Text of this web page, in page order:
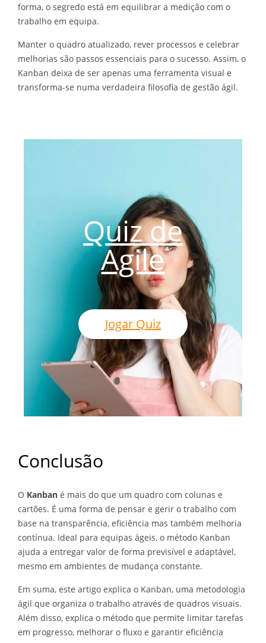
forma, o segredo está em equilibrar a medição com o
trabalho em equipa.
Manter o quadro atualizado, rever processos e celebrar
melhorias são passos essenciais para o sucesso. Assim, o
Kanban deixa de ser apenas uma ferramenta visual e
transforma-se numa verdadeira filosofia de gestão ágil.
Quiz de
Agile
Jogar Quiz
Conclusão
O Kanban é mais do que um quadro com colunas e
cartões. É uma forma de pensar e gerir o trabalho com
base na transparência, eficiência mas também melhoria
contínua. Ideal para equipas ágeis, o método Kanban
ajuda a entregar valor de forma previsível e adaptável,
mesmo em ambientes de mudança constante.
Em suma, este artigo explica o Kanban, uma metodologia
ágil que organiza o trabalho através de quadros visuais.
Além disso, explica o método que permite limitar tarefas
em progresso, melhorar o fluxo e garantir eficiência